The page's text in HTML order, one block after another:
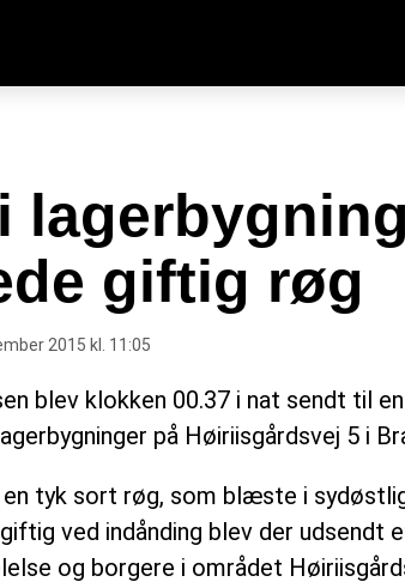
giftig røg
2015 kl. 11:05
blev klokken 00.37 i nat sendt til
på Høiriisgårdsvej 5 i
en tyk sort røg, som blæste i
ved indånding blev der udsendt
og borgere i området